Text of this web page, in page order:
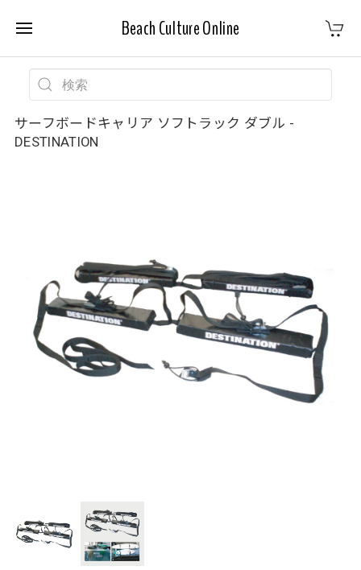
Beach Culture Online
サーフボードキャリア ソフトラック ダブル -
DESTINATION